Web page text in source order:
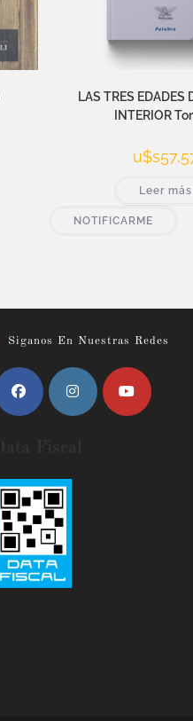
LAS TRES EDADES
INTERIOR
u$s
Leer más
NOTIFICARME
Siganos En Nuestras Redes